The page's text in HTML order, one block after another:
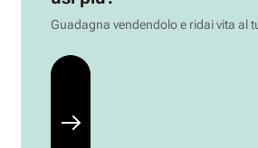
Guadagna vendendolo e ridai vita al